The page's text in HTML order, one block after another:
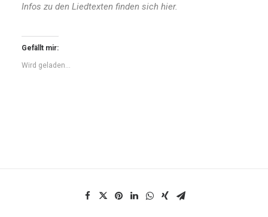
Infos zu den Liedtexten finden sich hier.
Gefällt mir:
Wird geladen...